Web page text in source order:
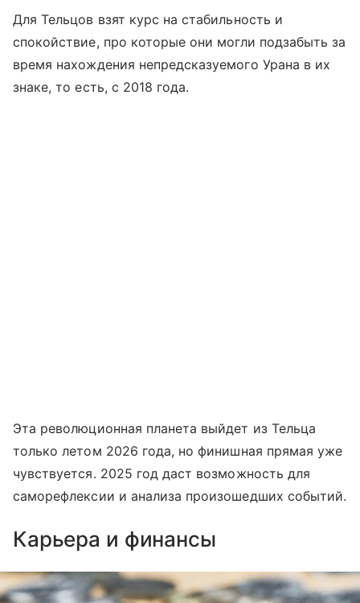
Для Тельцов взят курс на стабильность и
спокойствие, про которые они могли подзабыть за
время нахождения непредсказуемого Урана в их
знаке, то есть, с 2018 года.
Эта революционная планета выйдет из Тельца
только летом 2026 года, но финишная прямая уже
чувствуется. 2025 год даст возможность для
саморефлексии и анализа произошедших событий.
Карьера и финансы